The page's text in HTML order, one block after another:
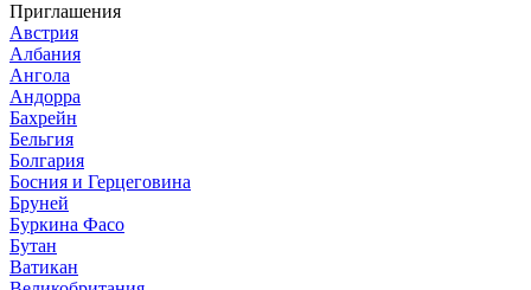
Приглашения
Австрия
Албания
Ангола
Андорра
Бахрейн
Бельгия
Болгария
Босния и Герцеговина
Бруней
Буркина Фасо
Бутан
Ватикан